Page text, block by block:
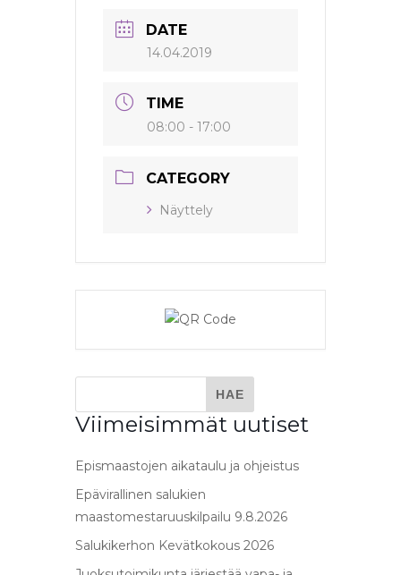
DATE
14.04.2019
TIME
08:00 - 17:00
CATEGORY
Näyttely
Viimeisimmät uutiset
Epismaastojen aikataulu ja ohjeistus
Epävirallinen salukien
maastomestaruuskilpailu 9.8.2026
Salukikerhon Kevätkokous 2026